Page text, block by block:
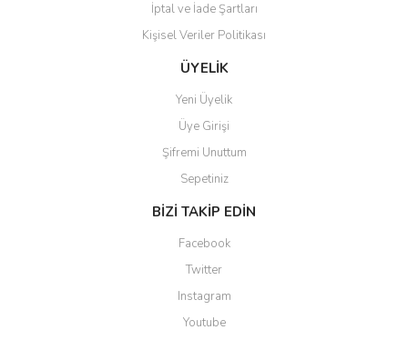
Gönder
İptal ve İade Şartları
Kişisel Veriler Politikası
ÜYELİK
Yeni Üyelik
Üye Girişi
Şifremi Unuttum
Sepetiniz
BİZİ TAKİP EDİN
Facebook
Twitter
Instagram
Youtube